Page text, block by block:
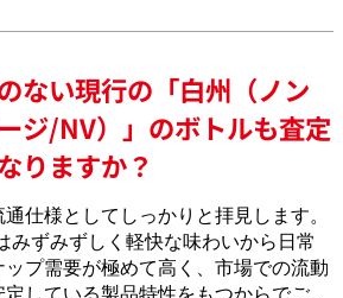
ねる製品特性をもつからでございま
す。
ない現行の「白州（ノン
ジ/NV）」のボトルも査定
りますか？
仕様としてしっかりと拝見します。
みずみずしく軽快な味わいから日常
ップ需要が極めて高く、市場での流動